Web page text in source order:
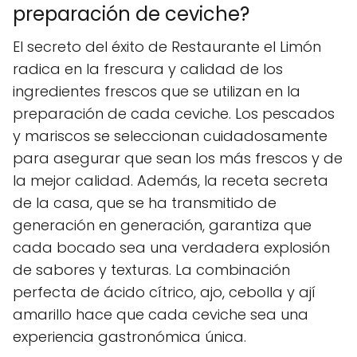
preparación de ceviche?
El secreto del éxito de Restaurante el Limón
radica en la frescura y calidad de los
ingredientes frescos que se utilizan en la
preparación de cada ceviche. Los pescados
y mariscos se seleccionan cuidadosamente
para asegurar que sean los más frescos y de
la mejor calidad. Además, la receta secreta
de la casa, que se ha transmitido de
generación en generación, garantiza que
cada bocado sea una verdadera explosión
de sabores y texturas. La combinación
perfecta de ácido cítrico, ajo, cebolla y ají
amarillo hace que cada ceviche sea una
experiencia gastronómica única.